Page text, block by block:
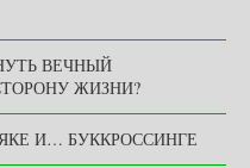
ВЕЧНЫЙ
ЖИЗНИ?
И… БУККРОССИНГЕ